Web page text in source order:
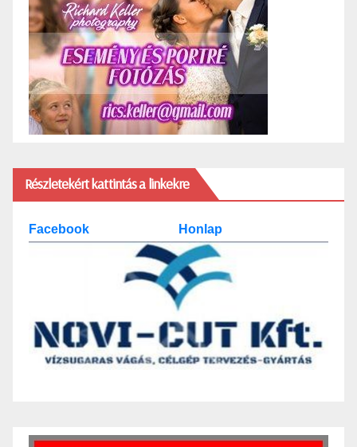
Részletekért kattintás a linkekre
Facebook Honlap